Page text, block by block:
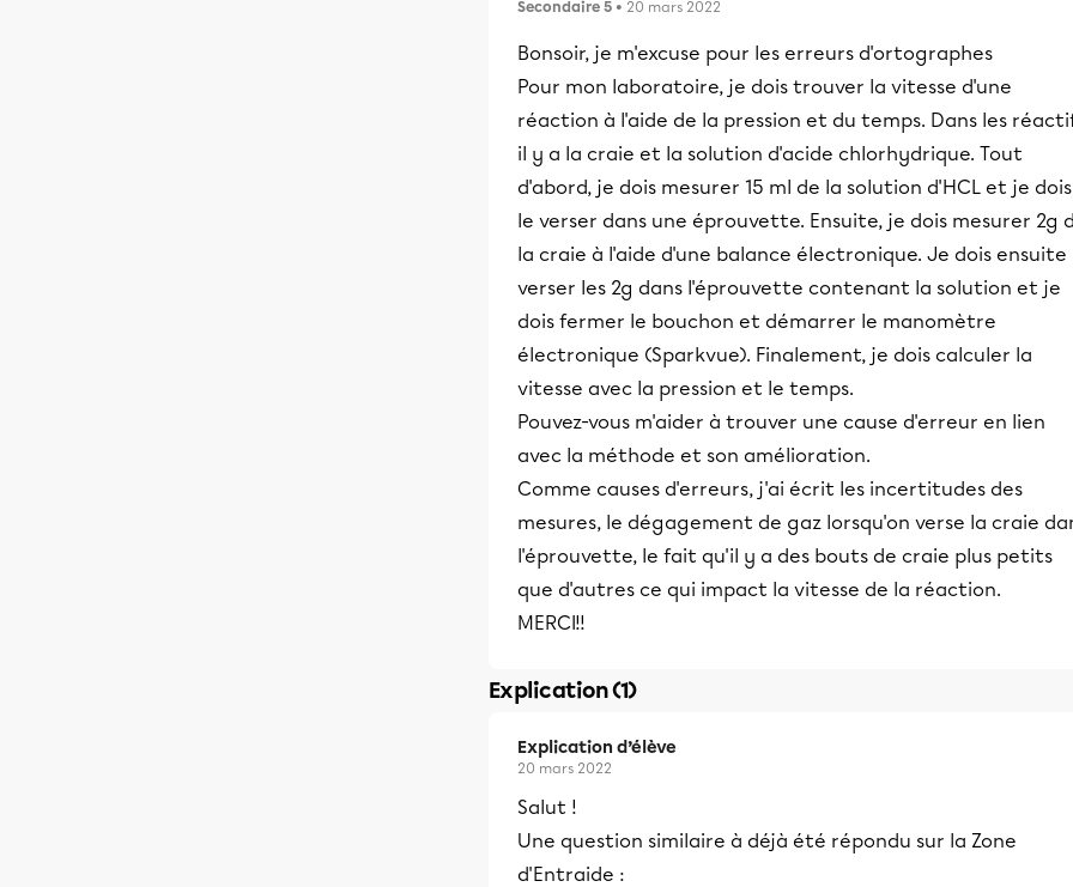
Secondaire 5 • 20 mars 2022
Bonsoir, je m'excuse pour les erreurs d'ortographes
Pour mon laboratoire, je dois trouver la vitesse d'une
réaction à l'aide de la pression et du temps. Dans les
il y a la craie et la solution d'acide chlorhydrique. Tout
d'abord, je dois mesurer 15 ml de la solution d'HCL et je dois
le verser dans une éprouvette. Ensuite, je dois mesurer 2g
la craie à l'aide d'une balance électronique. Je dois ensuite
verser les 2g dans l'éprouvette contenant la solution et je
dois fermer le bouchon et démarrer le manomètre
électronique (Sparkvue). Finalement, je dois calculer la
vitesse avec la pression et le temps.
Pouvez-vous m'aider à trouver une cause d'erreur en lien
avec la méthode et son amélioration.
Comme causes d'erreurs, j'ai écrit les incertitudes des
mesures, le dégagement de gaz lorsqu'on verse la craie
l'éprouvette, le fait qu'il y a des bouts de craie plus petits
que d'autres ce qui impact la vitesse de la réaction.
MERCI!!
Explication (1)
Explication d’élève
20 mars 2022
Salut !
Une question similaire à déjà été répondu sur la Zone
d'Entraide :